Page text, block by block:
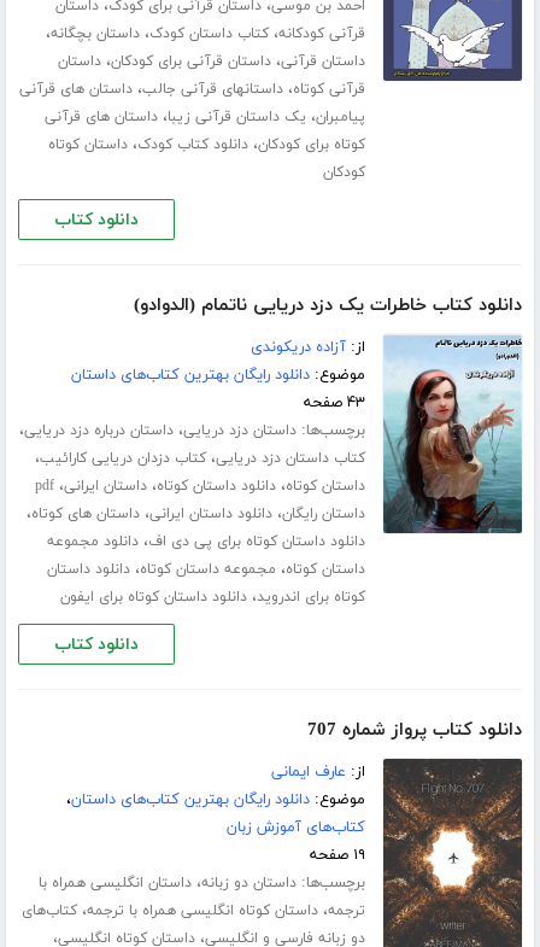
احمد بن موسی،داستان قرآنی برای کودک،داستان
قرآنی کودکانه،کتاب داستان کودک،داستان بچگانه،
داستان قرآنی،داستان قرآنی برای کودکان،داستان
قرآنی کوتاه،داستانهای قرآنی جالب،داستان های قرآنی
پیامبران، یک داستان قرآنی زیبا،داستان های قرآنی
کوتاه برای کودکان،دانلود کتاب کودک،داستان کوتاه
کودکان
دانلود کتاب
دانلود کتاب خاطرات یک دزد دریایی ناتمام (الدوادو)
از:آزاده دریکوندی
موضوع:دانلود رایگان بهترین کتاب‌های داستان
۴۳ صفحه
برچسب‌ها:داستان دزد دریایی،داستان درباره دزد دریایی،
کتاب داستان دزد دریایی،کتاب دزدان دریایی کارائیب،
داستان کوتاه،دانلود داستان کوتاه،داستان ایرانی،pdf
داستان رایگان،دانلود داستان ایرانی،داستان های کوتاه،
دانلود داستان کوتاه برای پی دی اف،دانلود مجموعه
داستان کوتاه، مجموعه داستان کوتاه،دانلود داستان
کوتاه برای اندروید،دانلود داستان کوتاه برای ایفون
دانلود کتاب
دانلود کتاب پرواز شماره 707
از: عارف ایمانی
موضوع:دانلود رایگان بهترین کتاب‌های داستان،
کتاب‌های آموزش زبان
۱۹ صفحه
برچسب‌ها:داستان دو زبانه،داستان انگلیسی همراه با
ترجمه،داستان کوتاه انگلیسی همراه با ترجمه،کتاب‌های
دو زبانه فارسی و انگلیسی،داستان کوتاه انگلیسی،